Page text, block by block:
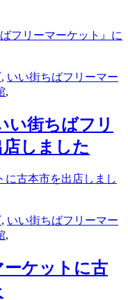
, いい街ちばフリーマー
,
い街ちばフリ
しました
, いい街ちばフリーマー
,
ケットに古